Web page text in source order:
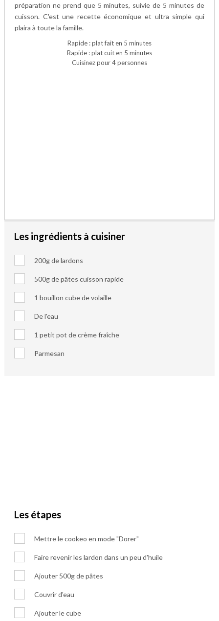
préparation ne prend que 5 minutes, suivie de 5 minutes de
cuisson. C'est une recette économique et ultra simple qui
plaira à toute la famille.
Rapide : plat fait en 5 minutes
Rapide : plat cuit en 5 minutes
Cuisinez pour 4 personnes
Les ingrédients à cuisiner
200g de lardons
500g de pâtes cuisson rapide
1 bouillon cube de volaille
De l'eau
1 petit pot de crème fraîche
Parmesan
Les étapes
Mettre le cookeo en mode "Dorer"
Faire revenir les lardon dans un peu d'huile
Ajouter 500g de pâtes
Couvrir d'eau
Ajouter le cube